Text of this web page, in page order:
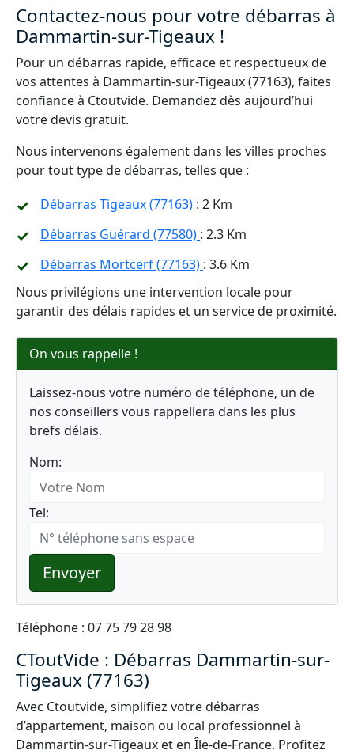
Contactez-nous pour votre débarras à
Dammartin-sur-Tigeaux !
Pour un débarras rapide, efficace et respectueux de
vos attentes à Dammartin-sur-Tigeaux (77163), faites
confiance à Ctoutvide. Demandez dès aujourd’hui
votre devis gratuit.
Nous intervenons également dans les villes proches
pour tout type de débarras, telles que :
Débarras Tigeaux (77163) : 2 Km
Débarras Guérard (77580) : 2.3 Km
Débarras Mortcerf (77163) : 3.6 Km
Nous privilégions une intervention locale pour
garantir des délais rapides et un service de proximité.
On vous rappelle !
Laissez-nous votre numéro de téléphone, un de
nos conseillers vous rappellera dans les plus
brefs délais.
Nom:
Tel:
Envoyer
Téléphone : 07 75 79 28 98
CToutVide : Débarras Dammartin-sur-
Tigeaux (77163)
Avec Ctoutvide, simplifiez votre débarras
d’appartement, maison ou local professionnel à
Dammartin-sur-Tigeaux et en Île-de-France. Profitez